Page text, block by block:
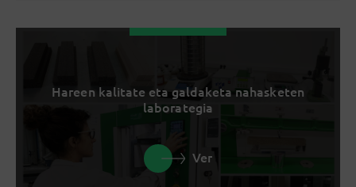
Hareen kalitate eta galdaketa nahasketen
laborategia
Ver